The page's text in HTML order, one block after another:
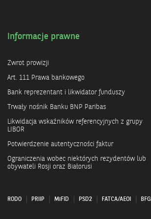
Informacje prawne
Zwrot prowizji
Art. 111 Prawa bankowego
Bank reprezentant i likwidator funduszy
Trwały nośnik Banku BNP Paribas
Likwidacja wskaźników referencyjnych z grupy
LIBOR
Potwierdzenie autentyczności faktur
Ograniczenia wobec niektórych rezydentów lub
obywateli Rosji oraz Białorusi
RODO PRIIP MiFID PSD2 FATCA/AEOI BFG